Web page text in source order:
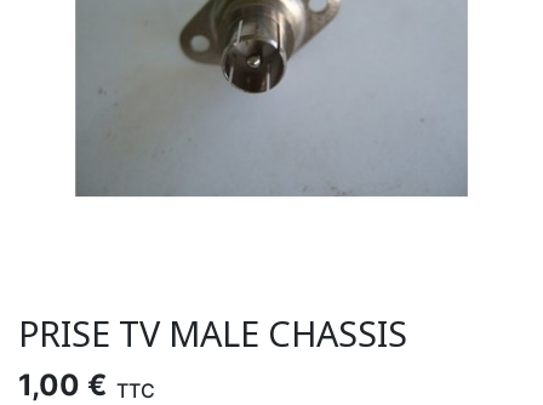
PRISE TV MALE CHASSIS
1,00 € TTC